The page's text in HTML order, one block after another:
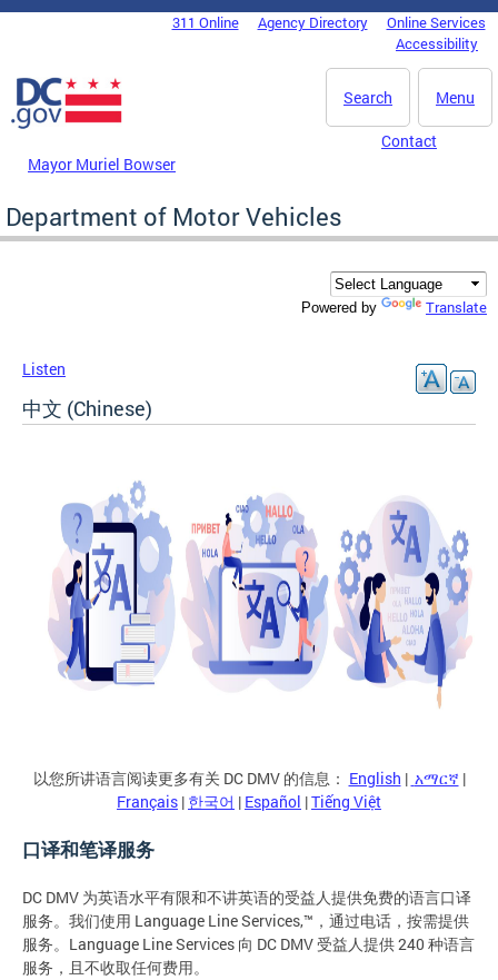
Skip to main content
DC Agency Top Menu311 Online Agency Directory
Online Services
Accessibility
Menu
Search
Mayor Muriel Bowser
Contact
Department of Motor Vehicles
Powered by Translate
Listen
中文 (Chinese)
以您所讲语言阅读更多有关 DC DMV 的信息： English | አማርኛ |
Français | 한국어 | Español |Tiếng Việt
口译和笔译服务
DC DMV 为英语水平有限和不讲英语的受益人提供免费的语言口译
服务。我们使用 Language Line Services,™，通过电话，按需提供
服务。Language Line Services 向 DC DMV 受益人提供 240 种语言
服务，且不收取任何费用。